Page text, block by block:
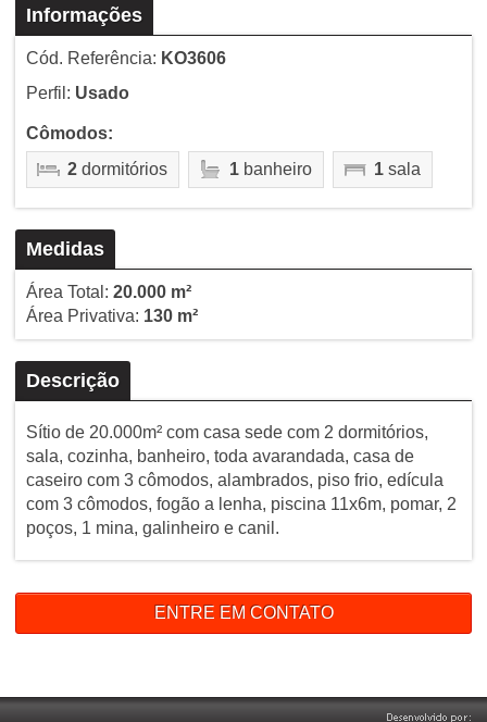
Informações
Cód. Referência: KO3606
Perfil: Usado
Cômodos:
2dormitórios 1banheiro 1sala
Medidas
Área Total: 20.000 m²
Área Privativa: 130 m²
Descrição
Sítio de 20.000m² com casa sede com 2 dormitórios,
sala, cozinha, banheiro, toda avarandada, casa de
caseiro com 3 cômodos, alambrados, piso frio, edícula
com 3 cômodos, fogão a lenha, piscina 11x6m, pomar, 2
poços, 1 mina, galinheiro e canil.
ENTRE EM CONTATO